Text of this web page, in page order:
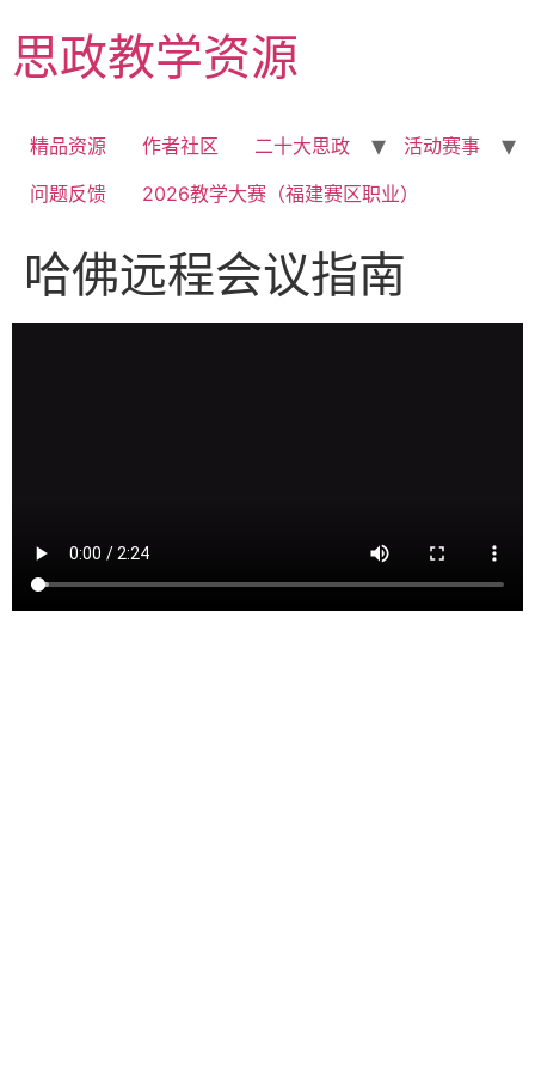
content
思政教学资源
精品资源 作者社区 二十大思政
活动赛事
问题反馈
2026教学大赛（福建赛区职业）
哈佛远程会议指南